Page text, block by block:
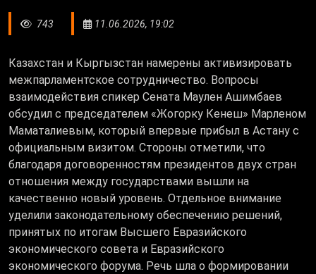
743 11.06.2026, 19:02
Казахстан и Кыргызстан намерены активизировать
межпарламентское сотрудничество. Вопросы
взаимодействия спикер Сената Маулен Ашимбаев
обсудил с председателем «Жогорку Кенеш» Марленом
Маматалиевым, который впервые прибыл в Астану с
официальным визитом. Стороны отметили, что
благодаря договоренностям президентов двух стран
отношения между государствами вышли на
качественно новый уровень. Отдельное внимание
уделили законодательному обеспечению решений,
принятых по итогам Высшего Евразийского
экономического совета и Евразийского
экономического форума. Речь шла о формировании